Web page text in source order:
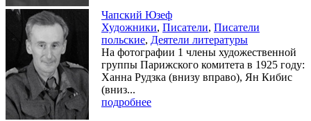
Чапский Юзеф
Художники, Писатели, Писатели
польские, Деятели литературы
На фотографии 1 члены художественной
группы Парижского комитета в 1925 году:
Ханна Рудзка (внизу вправо), Ян Кибис
(вниз...
подробнее